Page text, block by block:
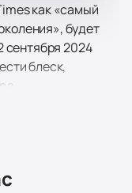
как «самый
будет
сентября 2024
блеск,
Площадка